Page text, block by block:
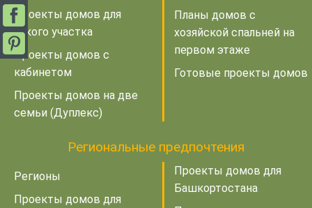
Проекты домов для
узкого участка
Проекты домов с
кабинетом
Проекты домов на две
семьи (Дуплекс)
Планы домов с
хозяйской спальней на
первом этаже
Готовые проекты домов
Региональные предпочтения
Регионы
Проекты домов для
Проекты домов для
Башкортостана